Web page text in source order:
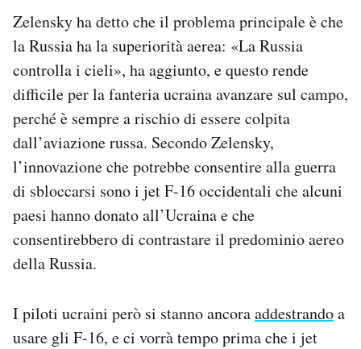
Zelensky ha detto che il problema principale è che
la Russia ha la superiorità aerea: «La Russia
controlla i cieli», ha aggiunto, e questo rende
difficile per la fanteria ucraina avanzare sul campo,
perché è sempre a rischio di essere colpita
dall’aviazione russa. Secondo Zelensky,
l’innovazione che potrebbe consentire alla guerra
di sbloccarsi sono i jet F-16 occidentali che alcuni
paesi hanno donato all’Ucraina e che
consentirebbero di contrastare il predominio aereo
della Russia.
I piloti ucraini però si stanno ancoraaddestrandoa
usare gli F-16, e ci vorrà tempo prima che i jet